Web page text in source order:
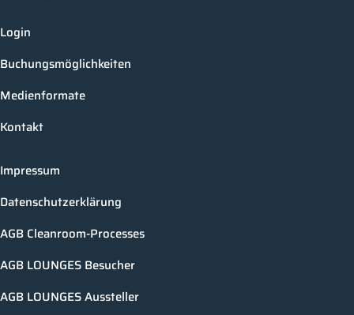
Login
Buchungsmöglichkeiten
Medienformate
Kontakt
Impressum
Datenschutzerklärung
AGB Cleanroom-Processes
AGB LOUNGES Besucher
AGB LOUNGES Aussteller